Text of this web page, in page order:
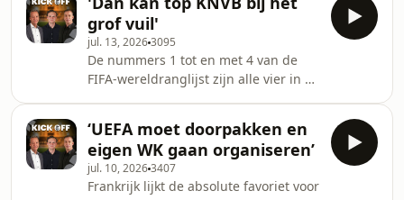
natuurlijk ook over al het nieuws
bespreken Valentijn Driessen, Mike
Verweij, Jeroen Kapteijns en Hein
Keijser wie de favoriet is voor deze
wedstrijd. Ook bespreken de heren de
grootsheid van Messi, die in zijn
eentje de Argentijnen richting finale
schiet. Bij de Engelsen zijn de druiven
zuur
grof vuil'
jul. 13, 20263095
De nummers 1 tot en met 4 van de
FIFA-wereldranglijst zijn alle vier in de
gewild. Valentijn Driessen, Mike
Verweij, Pim Sedee en Hein Keijser
bespreken in een nieuwe aflevering
van Kick-off hoe deze prachtige
‘UEFA moet doorpakken en
eigen WK gaan organiseren’
jul. 10, 20263407
Frankrijk lijkt de absolute favoriet voor